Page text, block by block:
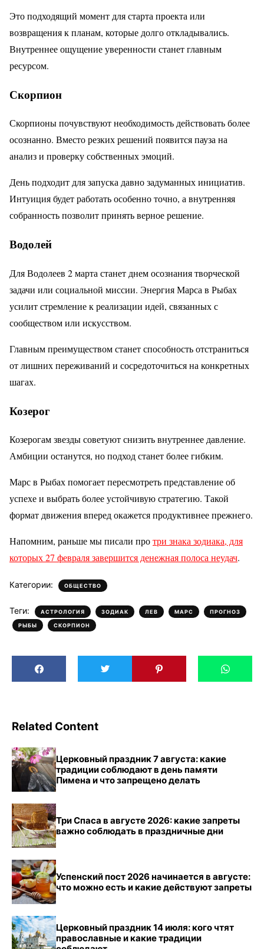
Это подходящий момент для старта проекта или
возвращения к планам, которые долго откладывались.
Внутреннее ощущение уверенности станет главным
ресурсом.
Скорпион
Скорпионы почувствуют необходимость действовать более
осознанно. Вместо резких решений появится пауза на
анализ и проверку собственных эмоций.
День подходит для запуска давно задуманных инициатив.
Интуиция будет работать особенно точно, а внутренняя
собранность позволит принять верное решение.
Водолей
Для Водолеев 2 марта станет днем осознания творческой
задачи или социальной миссии. Энергия Марса в Рыбах
усилит стремление к реализации идей, связанных с
сообществом или искусством.
Главным преимуществом станет способность отстраниться
от лишних переживаний и сосредоточиться на конкретных
шагах.
Козерог
Козерогам звезды советуют снизить внутреннее давление.
Амбиции останутся, но подход станет более гибким.
Марс в Рыбах помогает пересмотреть представление об
успехе и выбрать более устойчивую стратегию. Такой
формат движения вперед окажется продуктивнее прежнего.
Напомним, раньше мы писали протри знака зодиака, для
которых 27 февраля завершится денежная полоса неудач.
Категории: ОБЩЕСТВО
Теги: АСТРОЛОГИЯ , ЗОДИАК , ЛЕВ , МАРС , ПРОГНОЗ ,
РЫБЫ , СКОРПИОН
Related Content
Церковный праздник 7 августа: какие
традиции соблюдают в день памяти
Пимена и что запрещено делать
Три Спаса в августе 2026: какие запреты
важно соблюдать в праздничные дни
Успенский пост 2026 начинается в августе:
что можно есть и какие действуют запреты
Церковный праздник 14 июля: кого чтят
православные и какие традиции